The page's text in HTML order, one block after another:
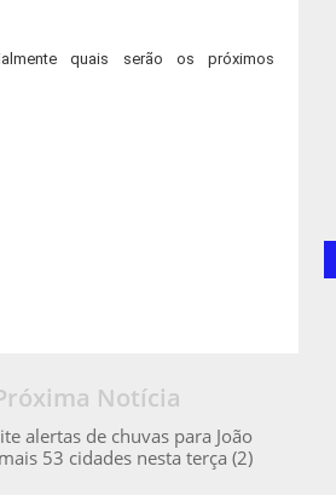
quais serão os próximos
Notícia
alertas de chuvas para João
53 cidades nesta terça (2)